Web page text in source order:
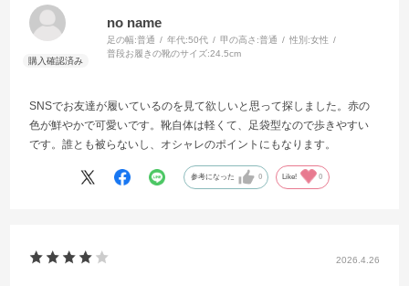
no name
足の幅:普通 年代:50代 甲の高さ:普通 性別:女性
普段お履きの靴のサイズ:24.5cm
SNSでお友達が履いているのを見て欲しいと思って探しました。赤の
色が鮮やかで可愛いです。靴自体は軽くて、足袋型なので歩きやすい
です。誰とも被らないし、オシャレのポイントにもなります。
参考になった 0 Like! 0
2026.4.26